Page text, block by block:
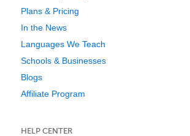
Plans & Pricing
In the News
Languages We Teach
Schools & Businesses
Blogs
Affiliate Program
HELP CENTER